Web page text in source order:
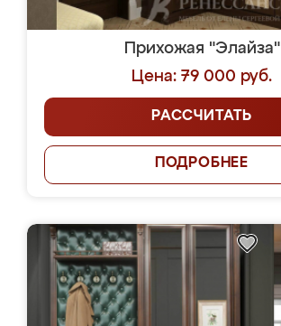
Прихожая "Элайза"
Цена: 79 000 руб.
РАССЧИТАТЬ
ПОДРОБНЕЕ